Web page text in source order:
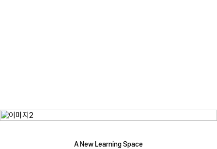
A New Learning Space